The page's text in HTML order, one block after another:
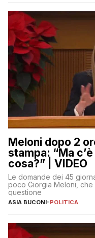
Meloni dopo 2
stampa: “Ma
cosa?” | VIDEO
Le domande dei 45
poco Giorgia Meloni, che
questione
ASIA BUCONI-POLITICA